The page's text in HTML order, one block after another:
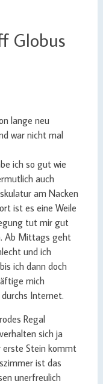
Globus
lange neu
war nicht mal
ich so gut wie
auch
am Nacken
ist es eine Weile
tut mir gut
Ab Mittags geht
und ich
ich dann doch
mich
Internet.
Regal
sich ja
erste Stein kommt
ist das
unerfreulich